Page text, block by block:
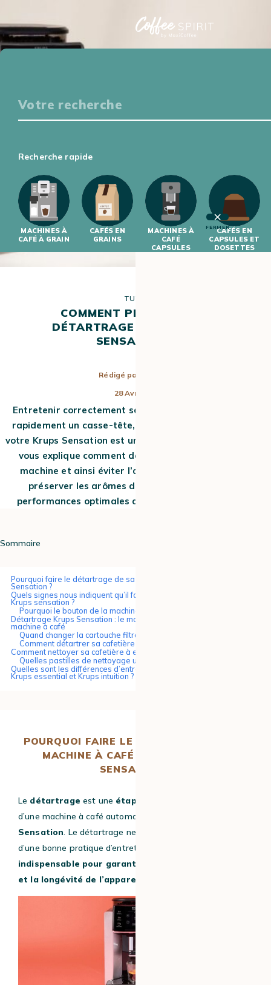
S'INITIER
S'INITIER
FERMER
Recherche rapide
MACHINES À
CAFÉ À GRAIN
CAFÉS EN
GRAINS
MACHINES À
CAFÉ
CAPSULES
CAFÉS EN
CAPSULES ET
DOSETTES
TUTO
COMMENT PROCÉDER AU
DÉTARTRAGE DE SA KRUPS
SENSATION ?
Rédigé par
28 Avr 2026
Entretenir correctement sa machine à café peut être
rapidement un casse-tête, pourtant le détartrage de
votre Krups Sensation est une étape incontournable ! On
vous explique comment détartrer facilement votre
machine et ainsi éviter l’accumulation de calcaire,
préserver les arômes du café et maintenir des
performances optimales avec les bonnes pratiques.
Sommaire
Pourquoi faire le détartrage de sa machine à café broyeur Krups
Sensation ?
Quels signes nous indiquent qu’il faut détartrer sa machine à grain
Krups sensation ?
Pourquoi le bouton de la machine clignote-t-il ?
Détartrage Krups Sensation : le mode d’emploi pour détartrer votre
machine à café
Quand changer la cartouche filtrante krups ?
Comment détartrer sa cafetière Krups Sensation ?
Comment nettoyer sa cafetière à expresso Krups Sensation ?
Quelles pastilles de nettoyage utiliser pour nettoyer sa machine ?
Quelles sont les différences d’entretien avec les machines à broyeur
Krups essential et Krups intuition ?
POURQUOI FAIRE LE DÉTARTRAGE DE SA
MACHINE À CAFÉ BROYEUR KRUPS
SENSATION ?
Le détartrage est une étape clé dans l’entretien
d’une machine à café automatique comme la
Sensation. Le détartrage ne relève pas simplement
d’une bonne pratique d’entretien : il s’agit d’un
indispensable pour garantir la qualité d’extraction
et la longévité de l’appareil